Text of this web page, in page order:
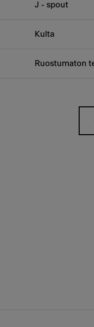
J - spout
Kulta
Ruostumaton